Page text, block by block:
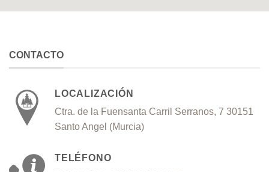
CONTACTO
LOCALIZACIÓN
Ctra. de la Fuensanta Carril Serranos, 7 30151
Santo Angel (Murcia)
TELÉFONO